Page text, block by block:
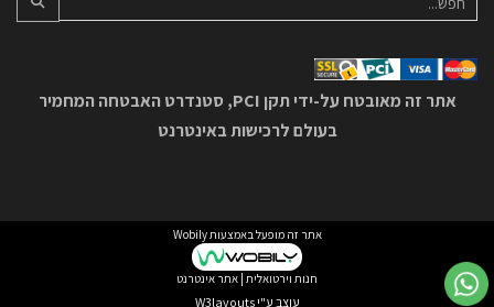
אתר זה מאובטח על-ידי תקן PCI, סטנדרט האבטחה המחמיר
בעולם לרכישות באינטרנט
אתר זה מופעל באמצעותWobily
חנות וירטואלית | אתר אינטרנט
עוצב ע"יW3layouts